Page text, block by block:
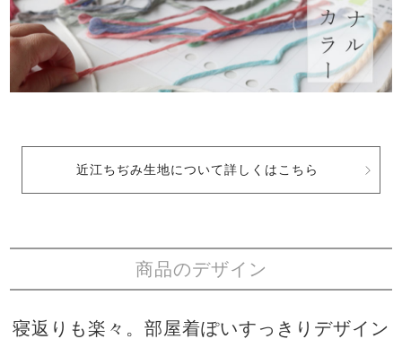
近江ちぢみ生地について詳しくはこちら
商品のデザイン
寝返りも楽々。部屋着ぽいすっきりデザイン